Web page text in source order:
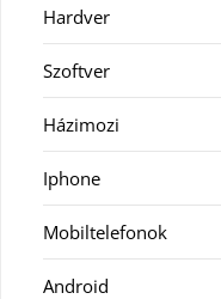
Hardver
Szoftver
Házimozi
Iphone
Mobiltelefonok
Android